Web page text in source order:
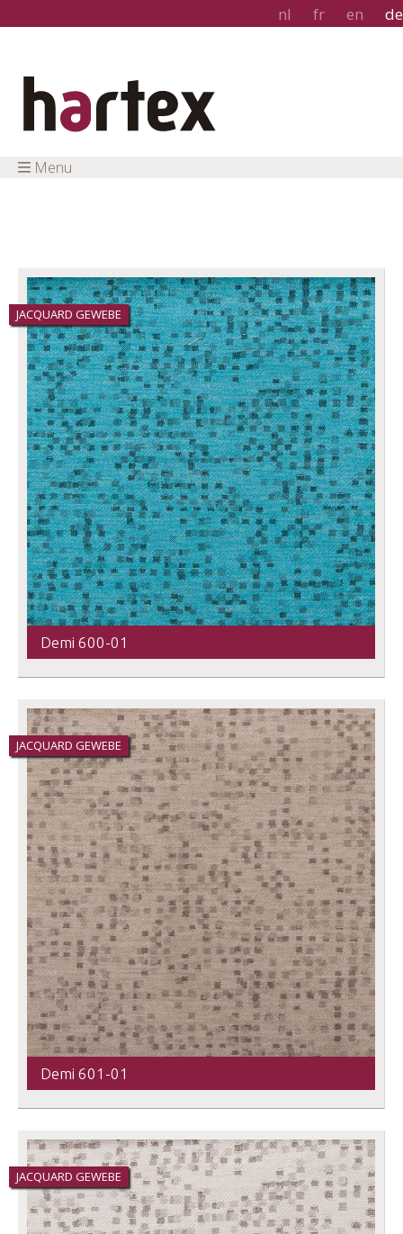
nl fr en de
Menu
JACQUARD GEWEBE
Demi 600-01
JACQUARD GEWEBE
Demi 601-01
JACQUARD GEWEBE